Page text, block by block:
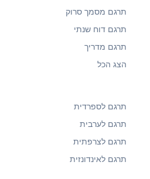
תרגם מסמך סרוק
תרגם דוח שנתי
תרגם מדריך
הצג הכל
תרגם לספרדית
תרגם לערבית
תרגם לצרפתית
תרגם לאינדונזית